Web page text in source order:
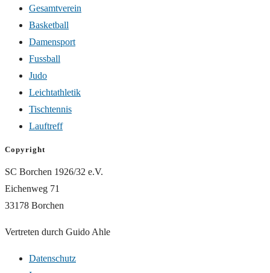
Gesamtverein
Basketball
Damensport
Fussball
Judo
Leichtathletik
Tischtennis
Lauftreff
Copyright
SC Borchen 1926/32 e.V.
Eichenweg 71
33178 Borchen
Vertreten durch Guido Ahle
Datenschutz